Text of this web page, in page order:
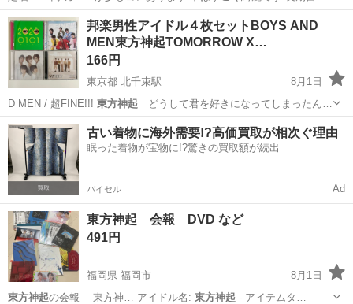
保管してました 中古品だとご理解いただける方 平日17時頃指定場所ま
で引取りに来ていただける方 よろしくお願いいたします。
大阪 泉大津市 泉大津駅 写真集 東方神起
邦楽男性アイドル４枚セットBOYS AND
MEN東方神起TOMORROW X…
166円
東京都 北千束駅
8月1日
D MEN / 超FINE!!! 東方神起 どうして君を好きになってしまったん…
東京 大田区 北千束駅 CD BOYS AND MEN
古い着物に海外需要!?高価買取が相次ぐ理由
眠った着物が宝物に!?驚きの買取額が続出
バイセル Ad
東方神起 会報 DVD など
491円
福岡県 福岡市
8月1日
東方神起
の会報 東方神… アイドル名: 東方神起 - アイテムタ…